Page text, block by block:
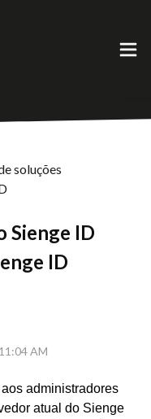
soluções
Sienge ID
ID
AM
administradores
atual do Sienge